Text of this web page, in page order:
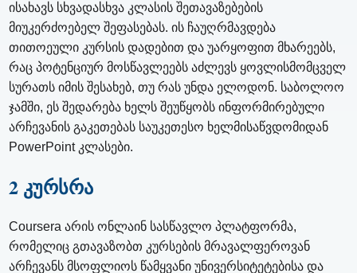
ისახავს სხვადასხვა კლასის შეთავაზებების
მიუკერძოებელ შეფასებას. ის ჩაუღრმავდება
თითოეული კურსის დადებით და უარყოფით მხარეებს,
რაც პოტენციურ მოსწავლეებს აძლევს ყოვლისმომცველ
სურათს იმის შესახებ, თუ რას უნდა ელოდონ. საბოლოო
ჯამში, ეს შედარება ხელს შეუწყობს ინფორმირებული
არჩევანის გაკეთებას საუკეთესო ხელმისაწვდომიდან
PowerPoint კლასები.
2 კურსრა
Coursera არის ონლაინ სასწავლო პლატფორმა,
რომელიც გთავაზობთ კურსების მრავალფეროვან
არჩევანს მსოფლიოს წამყვანი უნივერსიტეტებისა და